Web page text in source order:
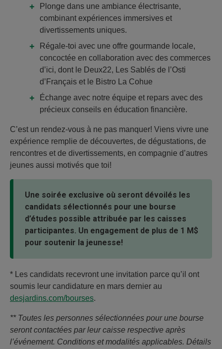
Plonge dans une ambiance électrisante,
combinant expériences immersives et
divertissements uniques.
Régale-toi avec une offre gourmande locale,
concoctée en collaboration avec des commerces
d’ici, dont le Deux22, Les Sablés de l’Osti
d’Français et le Bistro La Cohue
Échange avec notre équipe et repars avec des
précieux conseils en éducation financière.
C’est un rendez-vous à ne pas manquer! Viens vivre une
expérience remplie de découvertes, de dégustations, de
rencontres et de divertissements, en compagnie d’autres
jeunes aussi motivés que toi!
Une soirée exclusive où seront dévoilés les
candidats sélectionnés pour une bourse
d’études possible attribuée par les caisses
participantes. Un engagement de plus de 1 M$
pour soutenir la jeunesse!
* Les candidats recevront une invitation parce qu’il ont
soumis leur candidature en mars dernier au
desjardins.com/bourses.
** Toutes les personnes sélectionnées pour une bourse
seront contactées par leur caisse respective après
l’événement. Conditions et modalités applicables. Détails